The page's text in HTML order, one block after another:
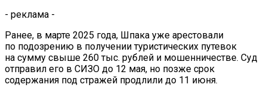
- реклама -
Ранее, в марте 2025 года, Шпака уже арестовали
по подозрению в получении туристических путевок
на сумму свыше 260 тыс. рублей и мошенничестве. Суд
отправил его в СИЗО до 12 мая, но позже срок
содержания под стражей продлили до 11 июня.